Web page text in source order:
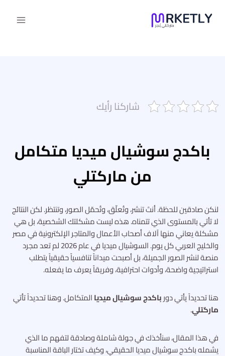
شاركنا رأيك
باكدج سوشيال ميديامتكامل
من ماركتلي
لنكن صادقين للحظة. أنتَ تنشر، وتُعلّق، وتُحمّل الصور، وتنتظر. لكن النتائج
لا تأتي بالمستوى الذي تتمناه. هذه ليست مشكلتك الشخصية، بل هي
مشكلة يعاني منها آلاف أصحاب الأعمال والمتاجر الإلكترونية في مصر
والخليج العربي كل يوم. السوشيال ميديا في عام 2026 لم تعد مجرد
منصة لنشر الصور الجميلة، بل أصبحت ميداناً تنافسياً حقيقياً يتطلب
استراتيجية واضحة، وأدوات احترافية، وفريقاً يعرف ما يفعله.
هنا تحديداً يأتي دورباكدج سوشيال ميدياالمتكامل. وهنا تحديداً تأتي
ماركتلي.
في هذا المقال، سنأخذك في جولة شاملة وصادقة لتفهم ما الذي
يشمله باكدج سوشيال ميديا الحقيقي، وكيف تختار الباقة المناسبة